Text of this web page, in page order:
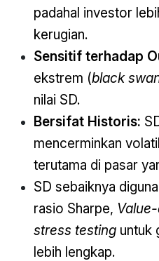
padahal investor
kerugian.
Sensitif terhadap
ekstrem (black
nilai SD.
Bersifat Historis:
mencerminkan
terutama di pasar
SD sebaiknya
rasio Sharpe,
stress testinguntuk
lebih lengkap.